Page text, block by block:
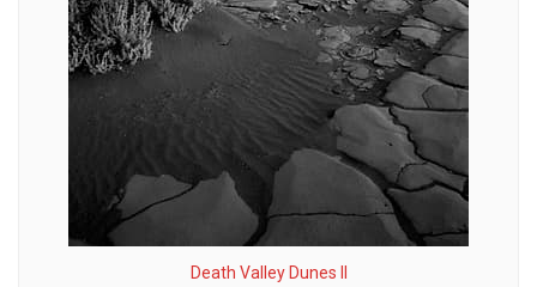
Death Valley Dunes II